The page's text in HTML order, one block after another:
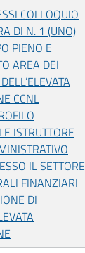
COLLOQUIO
DI N. 1 (UNO)
PIENO E
AREA DEI
CCNL
ISTRUTTORE
IL SETTORE
FINANZIARI
DI